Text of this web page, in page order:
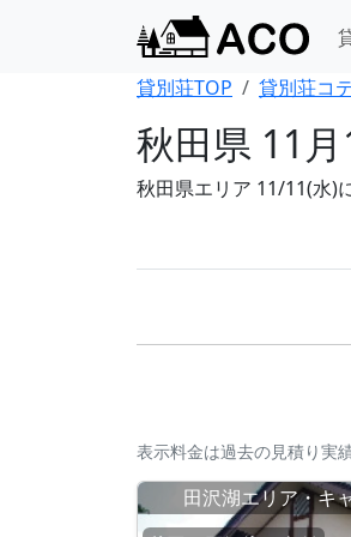
貸別荘TOP
貸別荘コ
秋田県 11
秋田県エリア 11/11(水)
表示料金は過去の見積り実
田沢湖エリア・キ